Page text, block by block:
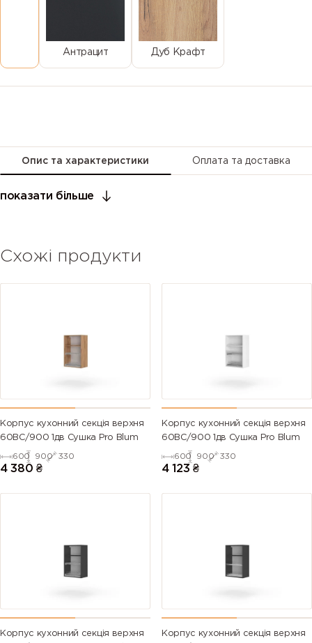
Антрацит Дуб Крафт
Опис та характеристики Оплата та доставка
показати більше
Схожі продукти
Корпус кухонний секцiя верхня
60ВС/900 1дв Сушка Pro Blum
600 900 330
4 380 ₴
Корпус кухонний секцiя верхня
60ВС/900 1дв Сушка Pro Blum
600 900 330
4 123 ₴
Корпус кухонний секцiя верхня
Корпус кухонний секцiя верхня